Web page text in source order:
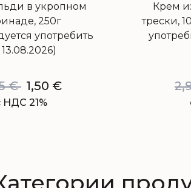
в укропном
250г
употребить
€ 1,50 €
НДС 21%
Крем
трески,